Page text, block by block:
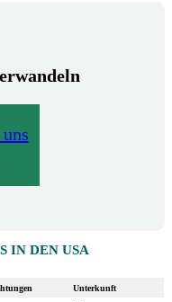
IN DEN USA
Unterkunft